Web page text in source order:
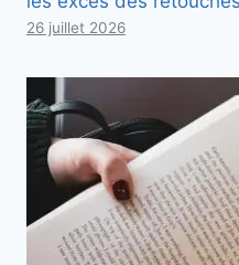
26 juillet 2026